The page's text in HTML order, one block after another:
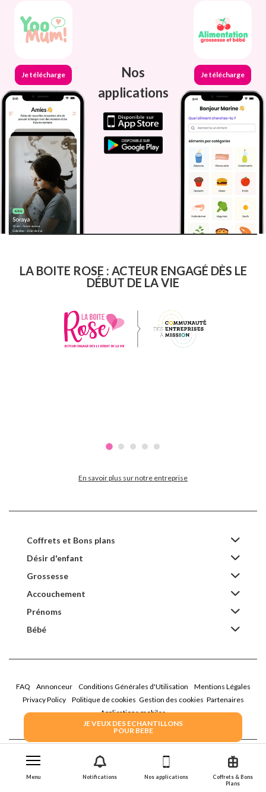
Coffrets & Bons
Plans
Nos applications
Notifications
Menu
JE VEUX DES ECHANTILLONS
POUR BEBE
Je télécharge
Nos
applications
Je télécharge
LA BOITE ROSE : ACTEUR ENGAGÉ DÈS LE
DÉBUT DE LA VIE
En savoir plus sur notre entreprise
Coffrets et Bons plans
Désir d'enfant
Grossesse
Accouchement
Prénoms
Bébé
FAQ Annonceur Conditions Générales d'Utilisation
Mentions Légales
Privacy Policy
Politique de cookies Gestion des cookies Partenaires
Applications mobiles
2026 Family Service - La Boîte Rose